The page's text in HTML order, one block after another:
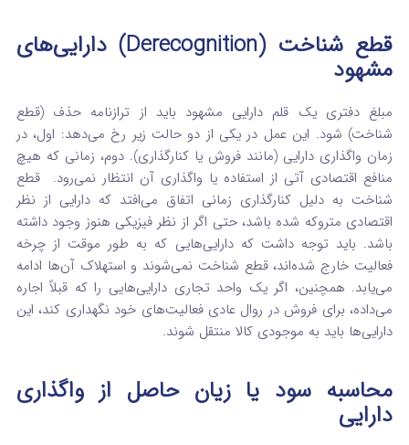
قطع شناخت (Derecognition) دارایی‌های
مشهود
مبلغ دفتری یک قلم دارایی مشهود باید از ترازنامه حذف (قطع
شناخت) شود. این عمل در یکی از دو حالت زیر رخ می‌دهد: اول، در
زمان واگذاری دارایی (مانند فروش یا کنارگذاری). دوم، زمانی که هیچ
منافع اقتصادی آتی از استفاده یا واگذاری آن انتظار نمی‌رود.
قطع
شناخت به دلیل کنارگذاری زمانی اتفاق می‌افتد که دارایی از نظر
اقتصادی متروکه شده باشد، حتی اگر از نظر فیزیکی هنوز وجود داشته
باشد. باید توجه داشت که دارایی‌هایی که به طور موقت از چرخه
فعالیت خارج شده‌اند، قطع شناخت نمی‌شوند و استهلاک آن‌ها ادامه
می‌یابد. همچنین، اگر یک واحد تجاری دارایی‌هایی را که قبلاً اجاره
می‌داده، برای فروش در روال عادی فعالیت‌های خود نگهداری کند، این
دارایی‌ها باید به موجودی کالا منتقل شوند.
محاسبه سود یا زیان حاصل از واگذاری
دارایی